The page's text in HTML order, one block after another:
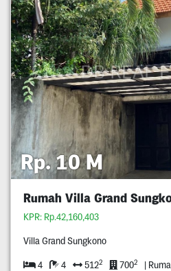
Rp. 10 M
Rumah Villa Grand
KPR: Rp.42,160,403
Villa Grand Sungkono
4 4 5122 7002 |